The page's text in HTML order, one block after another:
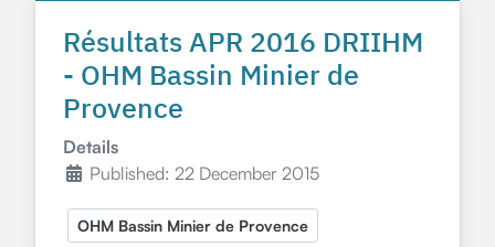
Résultats APR 2016 DRIIHM
- OHM Bassin Minier de
Provence
Details
Published: 22 December 2015
OHM Bassin Minier de Provence